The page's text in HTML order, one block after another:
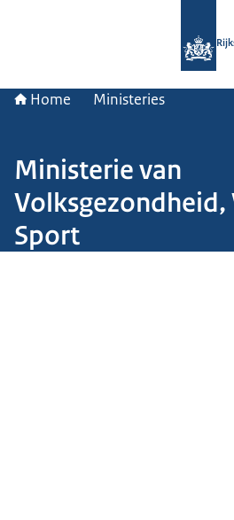
Home Ministeries
Ministerie van
Volksgezondheid,
Sport